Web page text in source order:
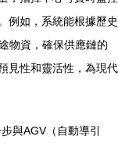
例如，系統能根據歷史
物資，確保供應鏈的
見性和靈活性，為現代
與AGV（自動導引